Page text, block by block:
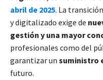
abril de 2025. La
y digitalizado exige de
gestión y una mayor
profesionales como del
garantizar un suministro
futuro.